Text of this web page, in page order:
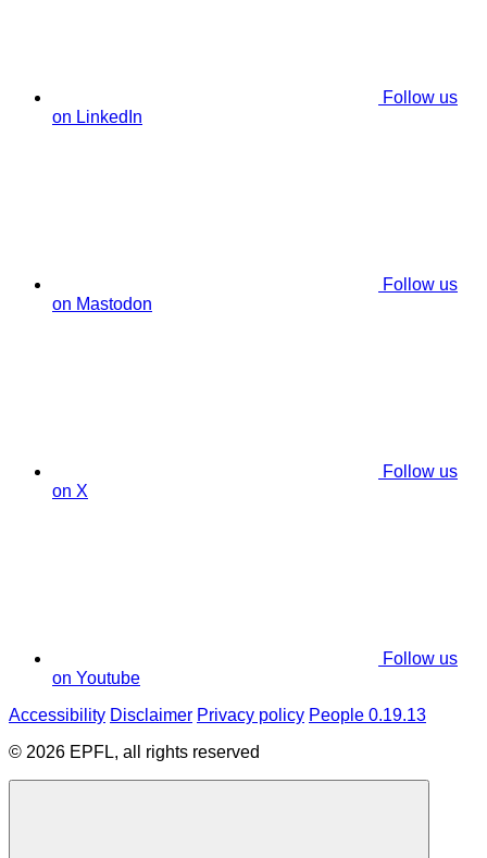
Follow us
on LinkedIn
Follow us
on Mastodon
Follow us
on X
Follow us
on Youtube
Accessibility Disclaimer Privacy policy People 0.19.13
© 2026 EPFL, all rights reserved